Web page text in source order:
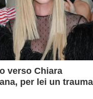
verso Chiara
per lei un trauma